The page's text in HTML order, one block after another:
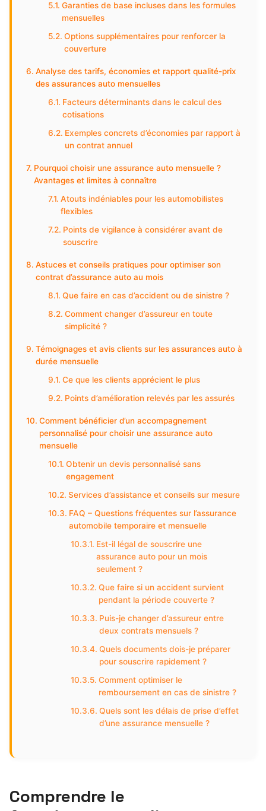
Garanties de base incluses dans les formules
mensuelles
Options supplémentaires pour renforcer la
couverture
Analyse des tarifs, économies et rapport qualité-prix
des assurances auto mensuelles
Facteurs déterminants dans le calcul des
cotisations
Exemples concrets d’économies par rapport à
un contrat annuel
Pourquoi choisir une assurance auto mensuelle ?
Avantages et limites à connaître
Atouts indéniables pour les automobilistes
flexibles
Points de vigilance à considérer avant de
souscrire
Astuces et conseils pratiques pour optimiser son
contrat d’assurance auto au mois
Que faire en cas d’accident ou de sinistre ?
Comment changer d’assureur en toute
simplicité ?
Témoignages et avis clients sur les assurances auto à
durée mensuelle
Ce que les clients apprécient le plus
Points d’amélioration relevés par les assurés
Comment bénéficier d’un accompagnement
personnalisé pour choisir une assurance auto
mensuelle
Obtenir un devis personnalisé sans
engagement
Services d’assistance et conseils sur mesure
FAQ – Questions fréquentes sur l’assurance
automobile temporaire et mensuelle
Est-il légal de souscrire une
assurance auto pour un mois
seulement ?
Que faire si un accident survient
pendant la période couverte ?
Puis-je changer d’assureur entre
deux contrats mensuels ?
Quels documents dois-je préparer
pour souscrire rapidement ?
Comment optimiser le
remboursement en cas de sinistre ?
Quels sont les délais de prise d’effet
d’une assurance mensuelle ?
Comprendre le